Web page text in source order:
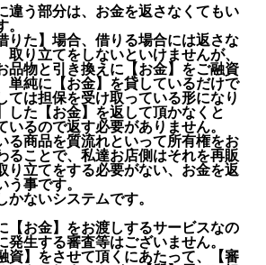
違う部分は、お金を返さなくてもい
りた】場合、借りる場合には返さな
取り立てをしないといけませんが、
品物と引き換えに【お金】をご融資
単純に【お金】を貸しているだけで
ては担保を受け取っている形になり
した【お金】を返して頂かなくと
いるので返す必要がありません。
る商品を質流れといって所有権をお
ることで、私達お店側はそれを再販
り立てをする必要がない、お金を返
う事です。
ないシステムです。
【お金】をお渡しするサービスなの
発生する審査等はございません。
資】をさせて頂くにあたって、【審